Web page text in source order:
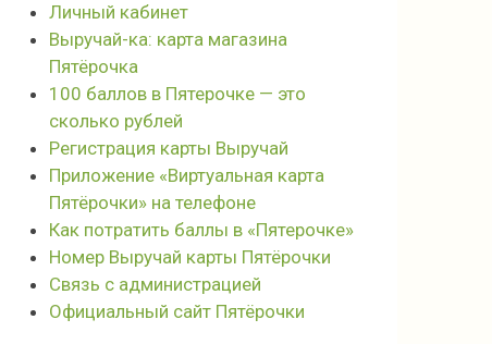
Личный кабинет
Выручай-ка: карта магазина
Пятёрочка
100 баллов в Пятерочке — это
сколько рублей
Регистрация карты Выручай
Приложение «Виртуальная карта
Пятёрочки» на телефоне
Как потратить баллы в «Пятерочке»
Номер Выручай карты Пятёрочки
Связь с администрацией
Официальный сайт Пятёрочки